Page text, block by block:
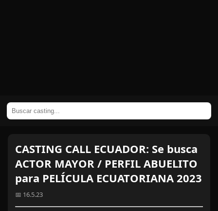
CASTING CALL ECUADOR: Se busca
ACTOR MAYOR / PERFIL ABUELITO
para PELÍCULA ECUATORIANA 2023
📅 16.5.23